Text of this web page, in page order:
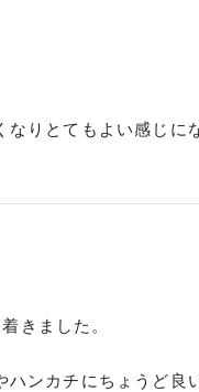
りとてもよい感じに
きました。
ンカチにちょうど良